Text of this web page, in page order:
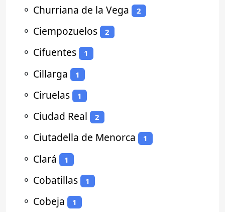
⚬ Churriana de la Vega 2
⚬ Ciempozuelos 2
⚬ Cifuentes 1
⚬ Cillarga 1
⚬ Ciruelas 1
⚬ Ciudad Real 2
⚬ Ciutadella de Menorca 1
⚬ Clará 1
⚬ Cobatillas 1
⚬ Cobeja 1